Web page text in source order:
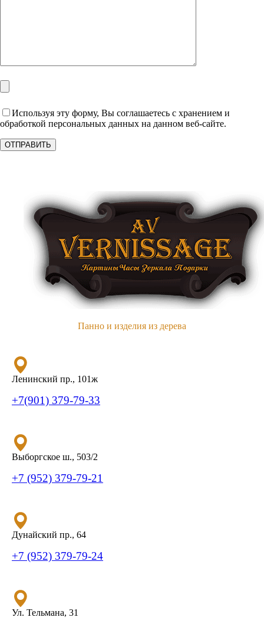
Используя эту форму, Вы соглашаетесь с хранением и
обработкой персональных данных на данном веб-сайте.
Панно и изделия из дерева
Ленинский пр., 101ж
+7(901) 379-79-33
Выборгское ш., 503/2
+7 (952) 379-79-21
Дунайский пр., 64
+7 (952) 379-79-24
Ул. Тельмана, 31